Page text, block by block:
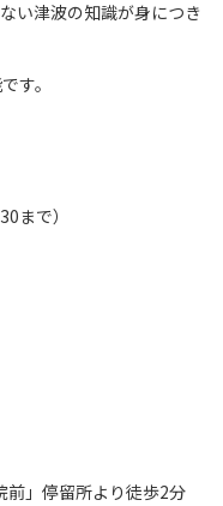
い津波の知識が身につき
す。
まで）
前」停留所より徒歩2分